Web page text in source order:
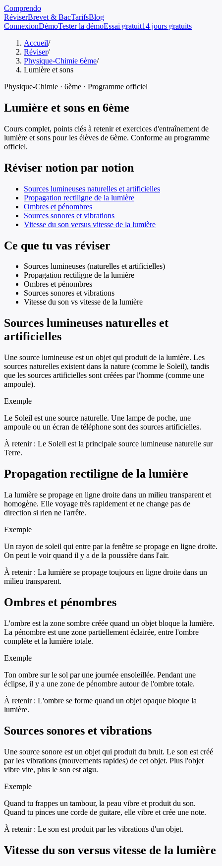
Comprendo
RéviserBrevet & BacTarifsBlog
ConnexionDémoTester la démoEssai gratuit14 jours gratuits
Accueil/
Réviser/
Physique-Chimie 6ème/
Lumière et sons
Physique-Chimie · 6ème · Programme officiel
Lumière et sons en 6ème
Cours complet, points clés à retenir et exercices d'entraînement de
lumière et sons pour les élèves de 6ème. Conforme au programme
officiel.
Réviser notion par notion
Sources lumineuses naturelles et artificielles
Propagation rectiligne de la lumière
Ombres et pénombres
Sources sonores et vibrations
Vitesse du son versus vitesse de la lumière
Ce que tu vas réviser
Sources lumineuses (naturelles et artificielles)
Propagation rectiligne de la lumière
Ombres et pénombres
Sources sonores et vibrations
Vitesse du son vs vitesse de la lumière
Sources lumineuses naturelles et
artificielles
Une source lumineuse est un objet qui produit de la lumière. Les
sources naturelles existent dans la nature (comme le Soleil), tandis
que les sources artificielles sont créées par l'homme (comme une
ampoule).
Exemple
Le Soleil est une source naturelle. Une lampe de poche, une
ampoule ou un écran de téléphone sont des sources artificielles.
À retenir : Le Soleil est la principale source lumineuse naturelle sur
Terre.
Propagation rectiligne de la lumière
La lumière se propage en ligne droite dans un milieu transparent et
homogène. Elle voyage très rapidement et ne change pas de
direction si rien ne l'arrête.
Exemple
Un rayon de soleil qui entre par la fenêtre se propage en ligne droite.
On peut le voir quand il y a de la poussière dans l'air.
À retenir : La lumière se propage toujours en ligne droite dans un
milieu transparent.
Ombres et pénombres
L'ombre est la zone sombre créée quand un objet bloque la lumière.
La pénombre est une zone partiellement éclairée, entre l'ombre
complète et la lumière totale.
Exemple
Ton ombre sur le sol par une journée ensoleillée. Pendant une
éclipse, il y a une zone de pénombre autour de l'ombre totale.
À retenir : L'ombre se forme quand un objet opaque bloque la
lumière.
Sources sonores et vibrations
Une source sonore est un objet qui produit du bruit. Le son est créé
par les vibrations (mouvements rapides) de cet objet. Plus l'objet
vibre vite, plus le son est aigu.
Exemple
Quand tu frappes un tambour, la peau vibre et produit du son.
Quand tu pinces une corde de guitare, elle vibre et crée une note.
À retenir : Le son est produit par les vibrations d'un objet.
Vitesse du son versus vitesse de la lumière